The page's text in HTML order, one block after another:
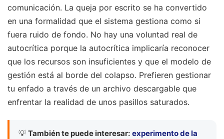
comunicación. La queja por escrito se ha convertido
en una formalidad que el sistema gestiona como si
fuera ruido de fondo. No hay una voluntad real de
autocrítica porque la autocrítica implicaría reconocer
que los recursos son insuficientes y que el modelo de
gestión está al borde del colapso. Prefieren gestionar
tu enfado a través de un archivo descargable que
enfrentar la realidad de unos pasillos saturados.
💡 También te puede interesar: experimento de la